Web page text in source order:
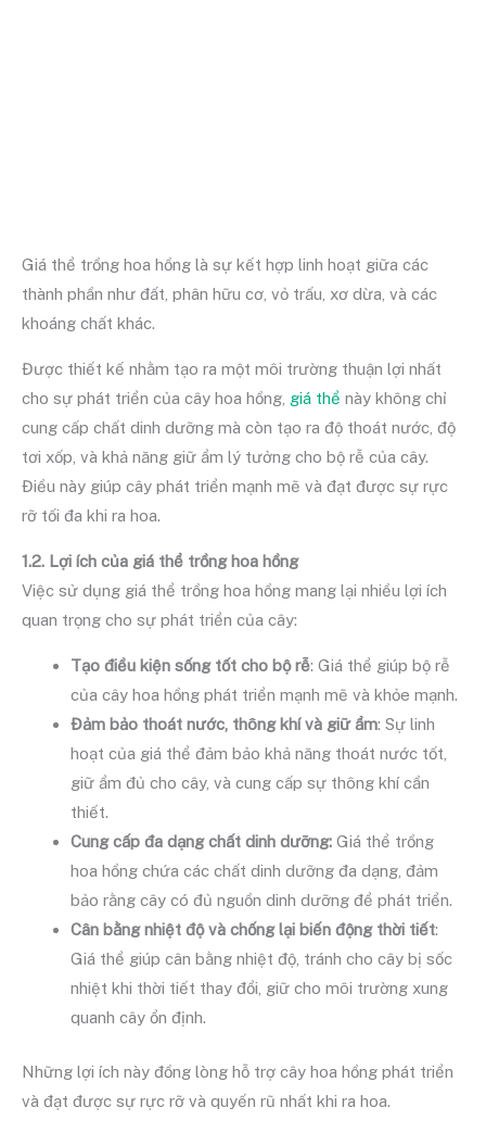
Giá thể trồng hoa hồng là sự kết hợp linh hoạt giữa các
thành phần như đất, phân hữu cơ, vỏ trấu, xơ dừa, và các
khoáng chất khác.
Được thiết kế nhằm tạo ra một môi trường thuận lợi nhất
cho sự phát triển của cây hoa hồng, giá thể này không chỉ
cung cấp chất dinh dưỡng mà còn tạo ra độ thoát nước, độ
tơi xốp, và khả năng giữ ẩm lý tưởng cho bộ rễ của cây.
Điều này giúp cây phát triển mạnh mẽ và đạt được sự rực
rỡ tối đa khi ra hoa.
1.2. Lợi ích của giá thể trồng hoa hồng
Việc sử dụng giá thể trồng hoa hồng mang lại nhiều lợi ích
quan trọng cho sự phát triển của cây:
Tạo điều kiện sống tốt cho bộ rễ: Giá thể giúp bộ rễ
của cây hoa hồng phát triển mạnh mẽ và khỏe mạnh.
Đảm bảo thoát nước, thông khí và giữ ẩm: Sự linh
hoạt của giá thể đảm bảo khả năng thoát nước tốt,
giữ ẩm đủ cho cây, và cung cấp sự thông khí cần
thiết.
Cung cấp đa dạng chất dinh dưỡng: Giá thể trồng
hoa hồng chứa các chất dinh dưỡng đa dạng, đảm
bảo rằng cây có đủ nguồn dinh dưỡng để phát triển.
Cân bằng nhiệt độ và chống lại biến động thời tiết:
Giá thể giúp cân bằng nhiệt độ, tránh cho cây bị sốc
nhiệt khi thời tiết thay đổi, giữ cho môi trường xung
quanh cây ổn định.
Những lợi ích này đồng lòng hỗ trợ cây hoa hồng phát triển
và đạt được sự rực rỡ và quyến rũ nhất khi ra hoa.